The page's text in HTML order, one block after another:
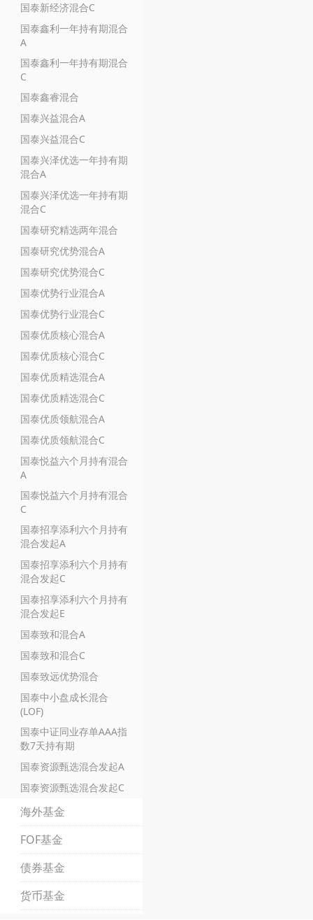
国泰新经济混合C
国泰鑫利一年持有期混合
A
国泰鑫利一年持有期混合
C
国泰鑫睿混合
国泰兴益混合A
国泰兴益混合C
国泰兴泽优选一年持有期
混合A
国泰兴泽优选一年持有期
混合C
国泰研究精选两年混合
国泰研究优势混合A
国泰研究优势混合C
国泰优势行业混合A
国泰优势行业混合C
国泰优质核心混合A
国泰优质核心混合C
国泰优质精选混合A
国泰优质精选混合C
国泰优质领航混合A
国泰优质领航混合C
国泰悦益六个月持有混合
A
国泰悦益六个月持有混合
C
国泰招享添利六个月持有
混合发起A
国泰招享添利六个月持有
混合发起C
国泰招享添利六个月持有
混合发起E
国泰致和混合A
国泰致和混合C
国泰致远优势混合
国泰中小盘成长混合
(LOF)
国泰中证同业存单AAA指
数7天持有期
国泰资源甄选混合发起A
国泰资源甄选混合发起C
海外基金
FOF基金
债券基金
货币基金